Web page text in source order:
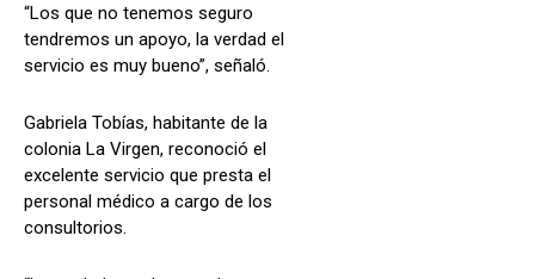
“Los que no tenemos seguro
tendremos un apoyo, la verdad el
servicio es muy bueno”, señaló.
Gabriela Tobías, habitante de la
colonia La Virgen, reconoció el
excelente servicio que presta el
personal médico a cargo de los
consultorios.